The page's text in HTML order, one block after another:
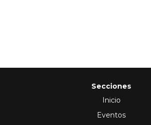
Secciones
Inicio
Eventos